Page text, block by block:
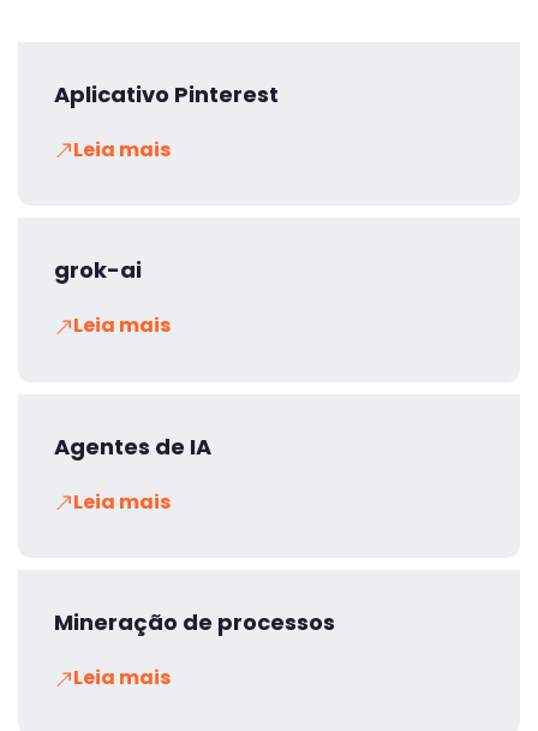
Aplicativo Pinterest
Leia mais
grok-ai
Leia mais
Agentes de IA
Leia mais
Mineração de processos
Leia mais